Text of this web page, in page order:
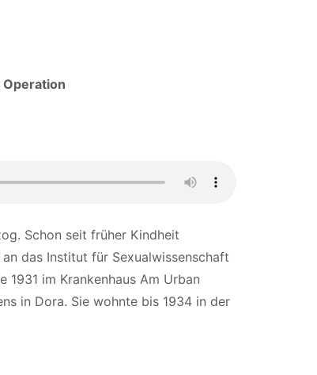
Schon seit früher Kindheit
das Institut für Sexualwissenschaft
im Krankenhaus Am Urban
in Dora. Sie wohnte bis 1934 in der